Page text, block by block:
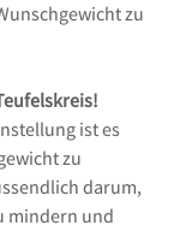
zu
ist es
zu
darum,
mindern und